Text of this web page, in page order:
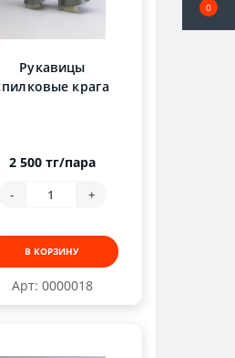
0
Арт: 0000018
Рукавицы
крага
2 500 тг/пара
- +
В КОРЗИНУ